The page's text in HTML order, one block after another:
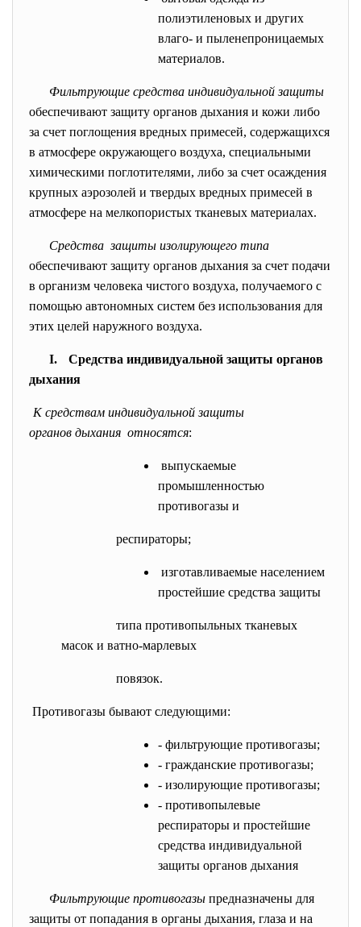
полиэтиленовых и других
влаго- и пыленепроницаемых
материалов.
Фильтрующие средства индивидуальной защиты
обеспечивают защиту органов дыхания и кожи либо
за счет поглощения вредных примесей, содержащихся
в атмосфере окружающего воздуха, специальными
химическими поглотителями, либо за счет осаждения
крупных аэрозолей и твердых вредных примесей в
атмосфере на мелкопористых тканевых материалах.
Средства защиты изолирующего типа
обеспечивают защиту органов дыхания за счет подачи
в организм человека чистого воздуха, получаемого с
помощью автономных систем без использования для
этих целей наружного воздуха.
I. Средства индивидуальной защиты органов
дыхания
К средствам индивидуальной защиты
органов дыхания относятся:
выпускаемые
промышленностью
противогазы и
респираторы;
изготавливаемые населением
простейшие средства защиты
типа противопыльных тканевых
масок и ватно-марлевых
повязок.
Противогазы бывают следующими:
- фильтрующие противогазы;
- гражданские противогазы;
- изолирующие противогазы;
- противопылевые
респираторы и простейшие
средства индивидуальной
защиты органов дыхания
Фильтрующие противогазы предназначены для
защиты от попадания в органы дыхания, глаза и на